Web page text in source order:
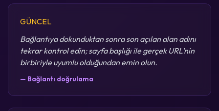
GÜNCEL
Bağlantıya dokunduktan sonra son açılan alan adını
tekrar kontrol edin; sayfa başlığı ile gerçek URL’nin
birbiriyle uyumlu olduğundan emin olun.
— Bağlantı doğrulama